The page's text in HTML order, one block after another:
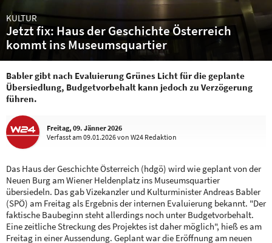
Podcasts
Service
Über uns
KULTUR
Jetzt fix: Haus der Geschichte Österreich
kommt ins Museumsquartier
Babler gibt nach Evaluierung Grünes Licht für die geplante
Übersiedlung, Budgetvorbehalt kann jedoch zu Verzögerung
führen.
Freitag, 09. Jänner 2026
Verfasstam 09.01.2026von W24 Redaktion
Das Haus der Geschichte Österreich (hdgö) wird wie geplant von der
Neuen Burg am Wiener Heldenplatz ins Museumsquartier
übersiedeln. Das gab Vizekanzler und Kulturminister Andreas Babler
(SPÖ) am Freitag als Ergebnis der internen Evaluierung bekannt. "Der
faktische Baubeginn steht allerdings noch unter Budgetvorbehalt.
Eine zeitliche Streckung des Projektes ist daher möglich", hieß es am
Freitag in einer Aussendung. Geplant war die Eröffnung am neuen